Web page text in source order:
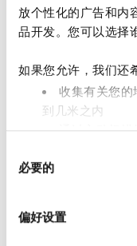
放个性化的广告和内
品开发。您可以选择
如果您允许，我们还
收集有关您的
到几米之内
通过主动扫描
查找有
并设置您的首选项。
我们使用 Cookie 来
必要的
偏好设置
Head Nurse
支付选项
现金
接受EHIC